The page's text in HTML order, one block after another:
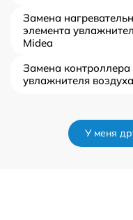
Замена
элемента
Midea
Замена контроллера
увлажнителя
У меня